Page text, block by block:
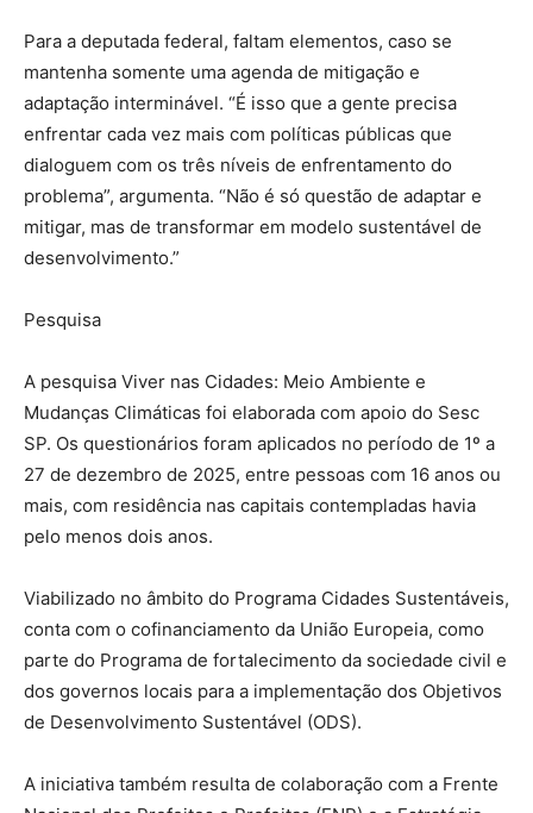
Para a deputada federal, faltam elementos, caso se
mantenha somente uma agenda de mitigação e
adaptação interminável. “É isso que a gente precisa
enfrentar cada vez mais com políticas públicas que
dialoguem com os três níveis de enfrentamento do
problema”, argumenta. “Não é só questão de adaptar e
mitigar, mas de transformar em modelo sustentável de
desenvolvimento.”
Pesquisa
A pesquisa Viver nas Cidades: Meio Ambiente e
Mudanças Climáticas foi elaborada com apoio do Sesc
SP. Os questionários foram aplicados no período de 1º a
27 de dezembro de 2025, entre pessoas com 16 anos ou
mais, com residência nas capitais contempladas havia
pelo menos dois anos.
Viabilizado no âmbito do Programa Cidades Sustentáveis,
conta com o cofinanciamento da União Europeia, como
parte do Programa de fortalecimento da sociedade civil e
dos governos locais para a implementação dos Objetivos
de Desenvolvimento Sustentável (ODS).
A iniciativa também resulta de colaboração com a Frente